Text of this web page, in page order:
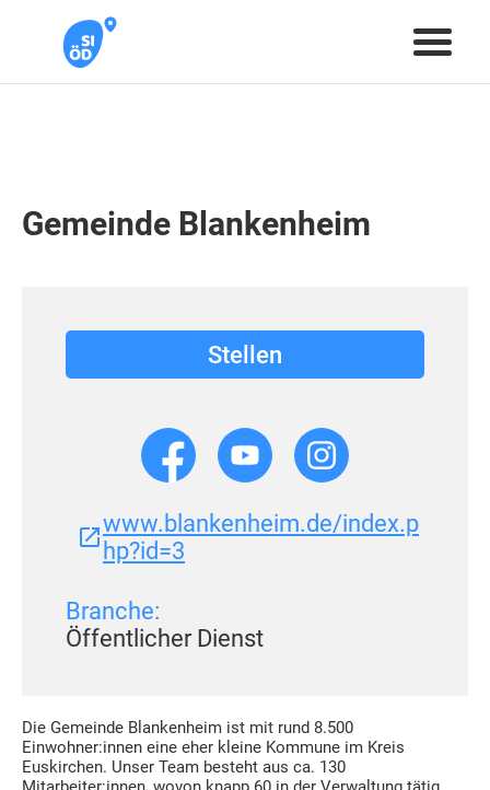
Gemeinde Blankenheim
Die Gemeinde Blankenheim ist mit rund 8.500
Einwohner:innen eine eher kleine Kommune im Kreis
Euskirchen. Unser Team besteht aus ca. 130
Stellen
www.blankenheim.de/index.p
hp?id=3
Branche:
Öffentlicher Dienst